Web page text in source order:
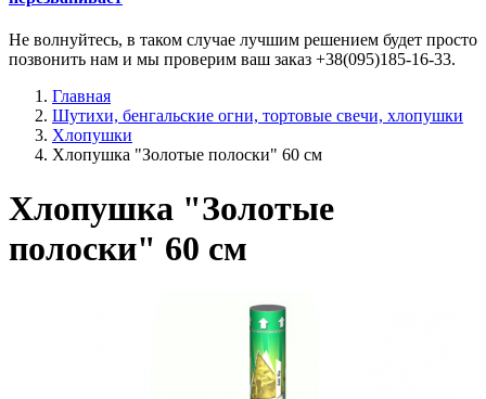
Не волнуйтесь, в таком случае лучшим решением будет просто
позвонить нам и мы проверим ваш заказ +38(095)185-16-33.
Главная
Шутихи, бенгальские огни, тортовые свечи, хлопушки
Хлопушки
Хлопушка "Золотые полоски" 60 см
Хлопушка "Золотые
полоски" 60 см